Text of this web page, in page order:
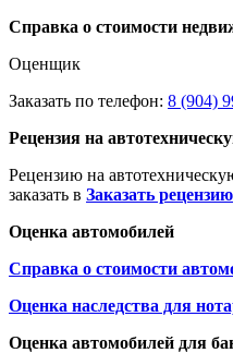
Справка о стоимости
Оценщик
Заказать по телефон: 8 (904)
Рецензия на
Рецензию на
заказать в Заказать рецензию
Оценка автомобилей
Справка о стоимости
Оценка наследства для
Оценка автомобилей для